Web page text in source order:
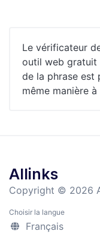
Le vérificateur
outil web gratuit
de la phrase est
même manière
Allinks
Copyright © 2026
Choisir la langue
Français